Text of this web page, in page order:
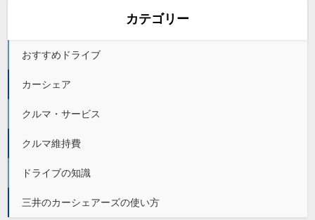
カテゴリー
おすすめドライブ
カーシェア
クルマ・サービス
クルマ維持費
ドライブの知識
三井のカーシェアーズの使い方